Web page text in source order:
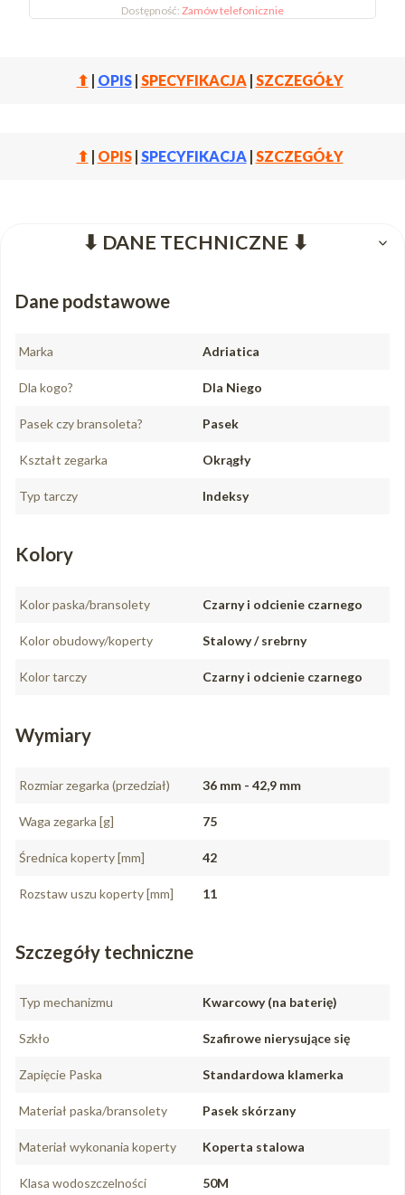
Dostępność: Zamów telefonicznie
⬆ | OPIS| SPECYFIKACJA| SZCZEGÓŁY
⬆ | OPIS| SPECYFIKACJA| SZCZEGÓŁY
⬇ DANE TECHNICZNE ⬇
Dane podstawowe
Marka Adriatica
Dla kogo? Dla Niego
Pasek czy bransoleta? Pasek
Kształt zegarka Okrągły
Typ tarczy Indeksy
Kolory
Kolor paska/bransolety Czarny i odcienie czarnego
Kolor obudowy/koperty Stalowy / srebrny
Kolor tarczy Czarny i odcienie czarnego
Wymiary
Rozmiar zegarka (przedział) 36 mm - 42,9 mm
Waga zegarka [g] 75
Średnica koperty [mm] 42
Rozstaw uszu koperty [mm] 11
Szczegóły techniczne
Typ mechanizmu Kwarcowy (na baterię)
Szkło Szafirowe nierysujące się
Zapięcie Paska Standardowa klamerka
Materiał paska/bransolety Pasek skórzany
Materiał wykonania koperty Koperta stalowa
Klasa wodoszczelności 50M